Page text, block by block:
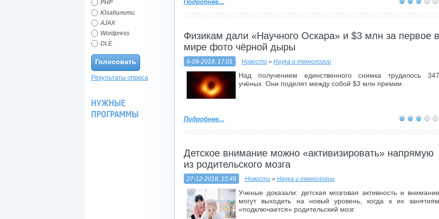
Подробнее...
Физикам дали «Научного Оскара» и $3 млн за первое в
мире фото чёрной дыры
6-09-2019, 17:01 Новости» Наука и технологии
Над получением единственного снимка трудилось 347
учёных. Они поделят между собой $3 млн премии.
Подробнее...
Детское внимание можно «активизировать» напрямую
из родительского мозга
27-12-2018, 15:49 Новости» Наука и технологии
Ученые доказали: детская мозговая активность и внимание
могут выходить на новый уровень, когда к их занятиям
«подключается» родительский мозг.
PHP
Юзабилити
AJAX
Wordpress
DLE
Голосовать
Результаты опроса
НУЖНЫЕ
ПРОГРАММЫ